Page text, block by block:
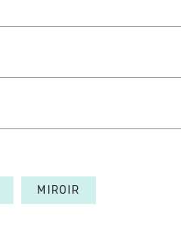
MIROIR